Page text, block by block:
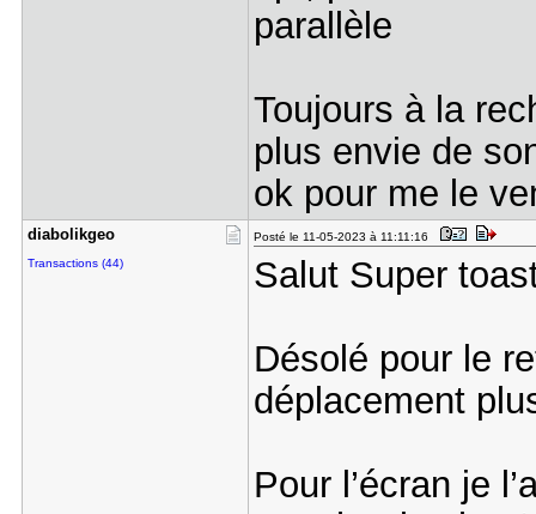
parallèle
Toujours à la
plus envie de
ok pour me le
diabolikge​o
Transactions (44)
Posté le 11-05-2023 à 11:11:16
Salut Super
Désolé pour le
déplacement
Pour l’écran je